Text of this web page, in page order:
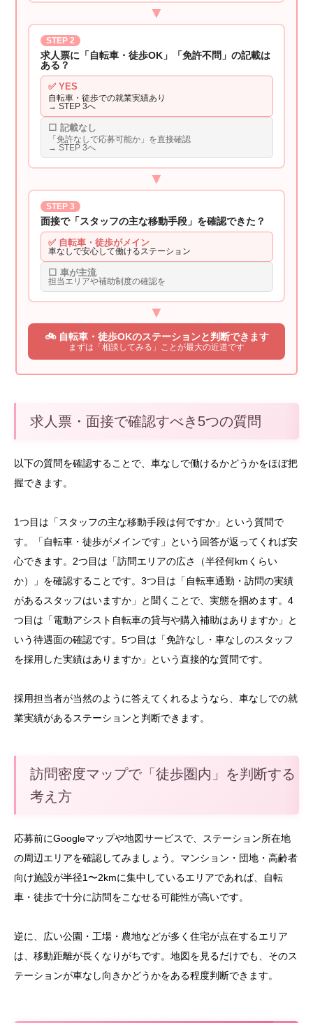
▼
STEP 2
求人票に「自転車・徒歩OK」「免許不問」の記載は
ある？
✅ YES
自転車・徒歩での就業実績あり
→ STEP 3へ
⬜ 記載なし
「免許なしで応募可能か」を直接確認
→ STEP 3へ
▼
STEP 3
面接で「スタッフの主な移動手段」を確認できた？
✅ 自転車・徒歩がメイン
車なしで安心して働けるステーション
⬜ 車が主流
担当エリアや補助制度の確認を
▼
🚲 自転車・徒歩OKのステーションと判断できます
まずは「相談してみる」ことが最大の近道です
求人票・面接で確認すべき5つの質問
以下の質問を確認することで、車なしで働けるかどうかをほぼ把
握できます。
1つ目は「スタッフの主な移動手段は何ですか」という質問で
す。「自転車・徒歩がメインです」という回答が返ってくれば安
心できます。2つ目は「訪問エリアの広さ（半径何kmくらい
か）」を確認することです。3つ目は「自転車通勤・訪問の実績
があるスタッフはいますか」と聞くことで、実態を掴めます。4
つ目は「電動アシスト自転車の貸与や購入補助はありますか」と
いう待遇面の確認です。5つ目は「免許なし・車なしのスタッフ
を採用した実績はありますか」という直接的な質問です。
採用担当者が当然のように答えてくれるようなら、車なしでの就
業実績があるステーションと判断できます。
訪問密度マップで「徒歩圏内」を判断する
考え方
応募前にGoogleマップや地図サービスで、ステーション所在地
の周辺エリアを確認してみましょう。マンション・団地・高齢者
向け施設が半径1〜2kmに集中しているエリアであれば、自転
車・徒歩で十分に訪問をこなせる可能性が高いです。
逆に、広い公園・工場・農地などが多く住宅が点在するエリア
は、移動距離が長くなりがちです。地図を見るだけでも、そのス
テーションが車なし向きかどうかをある程度判断できます。